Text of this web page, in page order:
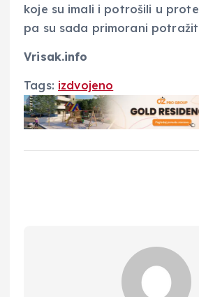
koje su imali i potrošili u
pa su sada primorani
Vrisak.info
Tags: izdvojeno